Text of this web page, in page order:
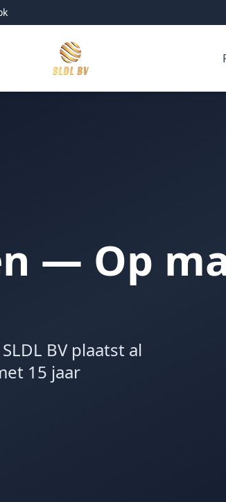
— Op
BV plaatst al
15 jaar